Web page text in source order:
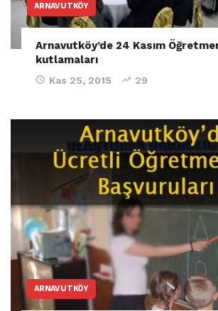
ARNAVUTKÖY
Arnavutköy’de 24 Kasım
kutlamaları
Kas 25, 2015 29
ARNAVUTKÖY